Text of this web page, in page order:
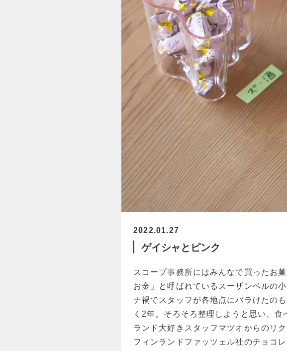
2022.01.27
ゲイシャとピンク
スコープ事務所にはみんなで買ったお
お金」と呼ばれているスーザンベルの
ナ禍でスタッフが各地点にバラけたの
く2年。そろそろ整理しようと思い、食
ランド大好きスタッフマツオからのリ
フィンランドファッツェル社のチョコ